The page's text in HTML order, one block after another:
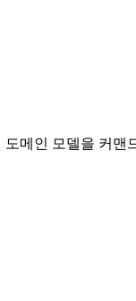
메인 모델을 커맨